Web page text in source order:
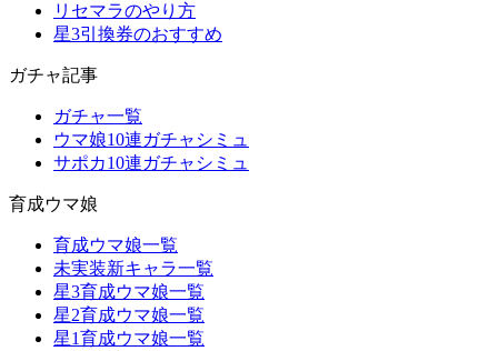
リセマラのやり方
星3引換券のおすすめ
ガチャ記事
ガチャ一覧
ウマ娘10連ガチャシミュ
サポカ10連ガチャシミュ
育成ウマ娘
育成ウマ娘一覧
未実装新キャラ一覧
星3育成ウマ娘一覧
星2育成ウマ娘一覧
星1育成ウマ娘一覧